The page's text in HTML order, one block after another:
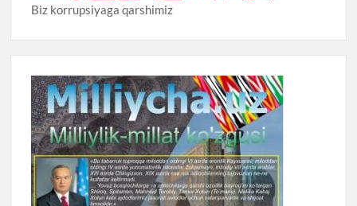
Biz korrupsiyaga qarshimiz